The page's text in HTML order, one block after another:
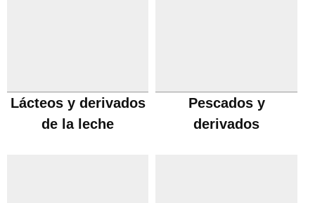
Lácteos y derivados
de la leche
Pescados y
derivados